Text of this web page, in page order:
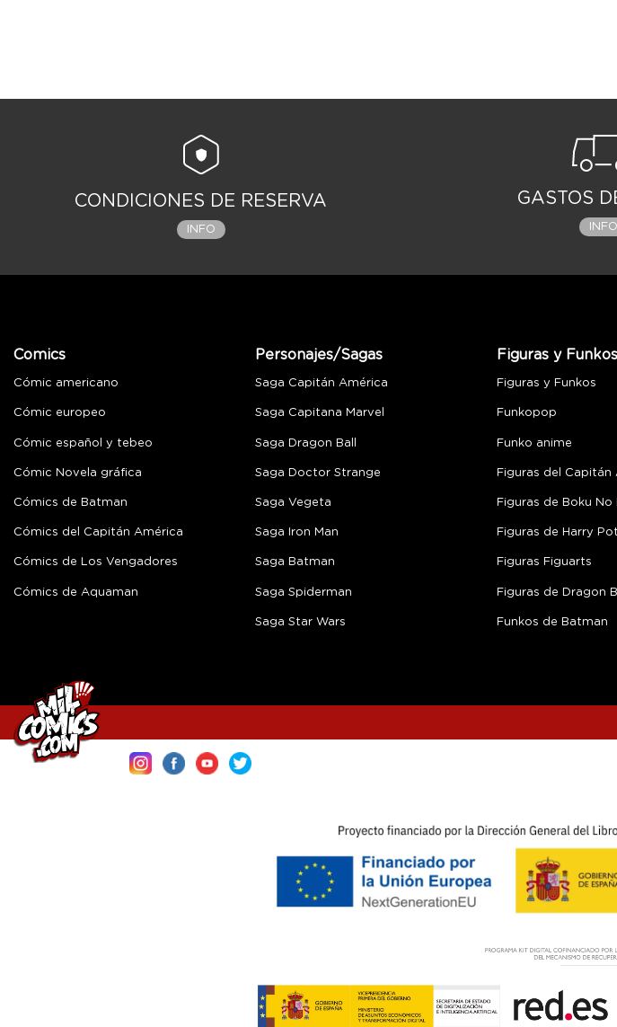
CONDICIONES DE RESERVA
INFO
GASTOS
INFO
Comics
Cómic americano
Cómic europeo
Cómic español y tebeo
Cómic Novela gráfica
Cómics de Batman
Cómics del Capitán América
Cómics de Los Vengadores
Cómics de Aquaman
Personajes/Sagas
Saga Capitán América
Saga Capitana Marvel
Saga Dragon Ball
Saga Doctor Strange
Saga Vegeta
Saga Iron Man
Saga Batman
Saga Spiderman
Saga Star Wars
Figuras y Funkos
Figuras y Funkos
Funkopop
Funko anime
Figuras del Capitán
Figuras de Boku No
Figuras de Harry
Figuras Figuarts
Figuras de Dragon
Funkos de Batman